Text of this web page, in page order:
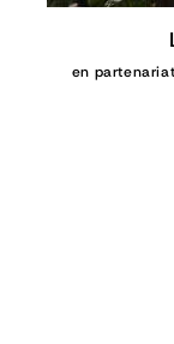
en